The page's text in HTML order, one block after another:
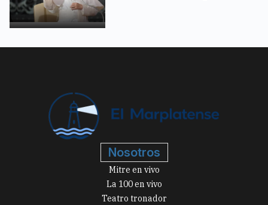
Nosotros
Mitre en vivo
La 100 en vivo
Teatro tronador